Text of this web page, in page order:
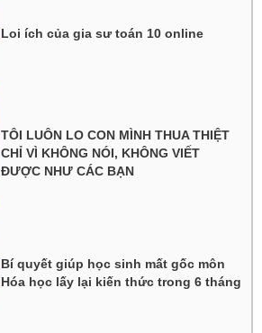
Loi ích của gia sư toán 10 online
TÔI LUÔN LO CON MÌNH THUA THIỆT
CHỈ VÌ KHÔNG NÓI, KHÔNG VIẾT
ĐƯỢC NHƯ CÁC BẠN
Bí quyết giúp học sinh mất gốc môn
Hóa học lấy lại kiến thức trong 6 tháng